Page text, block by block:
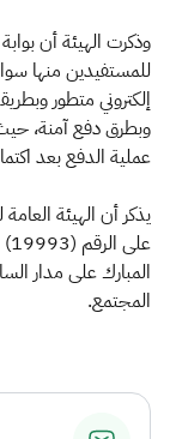
وذكرت الهيئة أن بوابة
للمستفيدين منها
إلكتروني متطور
وبطرق دفع آمنة،
عملية الدفع بعد
يذكر أن الهيئة
المبارك على مدار
المجتمع.​​